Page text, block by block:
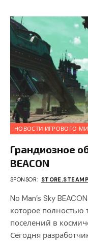
НОВОСТИ ИГРОВОГО
Грандиозное
BEACON
SPONSOR:
No Man’s Sky
которое полностью
поселений в
Сегодня